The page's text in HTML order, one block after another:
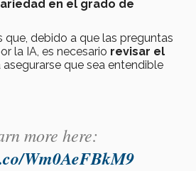
en el grado de
que, debido a que las preguntas
la IA, es necesario revisar el
asegurarse que sea entendible
more here:
Wm0AeFBkM9